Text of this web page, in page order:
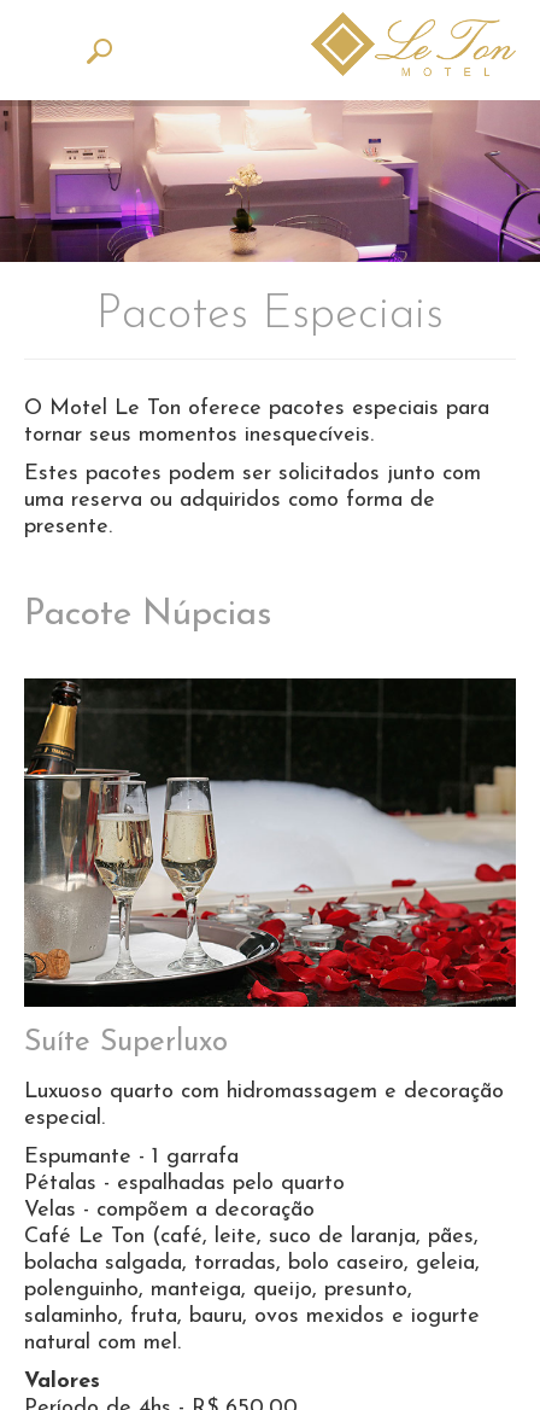
Pacotes Especiais
O Motel Le Ton oferece pacotes especiais para
tornar seus momentos inesquecíveis.
Estes pacotes podem ser solicitados junto com
uma reserva ou adquiridos como forma de
presente.
Pacote Núpcias
Suíte Superluxo
Luxuoso quarto com hidromassagem e decoração
especial.
Espumante - 1 garrafa
Pétalas - espalhadas pelo quarto
Velas - compõem a decoração
Café Le Ton (café, leite, suco de laranja, pães,
bolacha salgada, torradas, bolo caseiro, geleia,
polenguinho, manteiga, queijo, presunto,
salaminho, fruta, bauru, ovos mexidos e iogurte
natural com mel.
Valores